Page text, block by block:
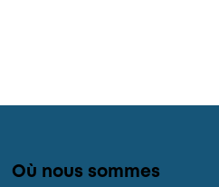
Où nous sommes